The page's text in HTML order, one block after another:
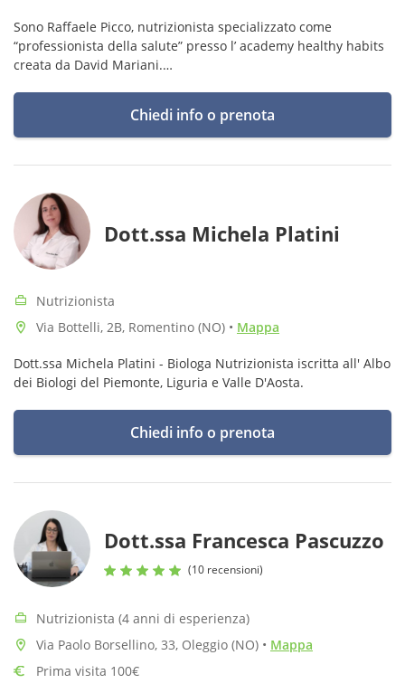
Sono Raffaele Picco, nutrizionista specializzato come
“professionista della salute” presso l’ academy healthy habits
creata da David Mariani.
Chiedi info o prenota
Dott.ssa Michela Platini
Nutrizionista
Via Bottelli, 2B, Romentino (NO) • Mappa
Dott.ssa Michela Platini - Biologa Nutrizionista iscritta all' Albo
dei Biologi del Piemonte, Liguria e Valle D'Aosta.
Chiedi info o prenota
Dott.ssa Francesca Pascuzzo
(10 recensioni)
Nutrizionista (4 anni di esperienza)
Via Paolo Borsellino, 33, Oleggio (NO) • Mappa
Prima visita 100€